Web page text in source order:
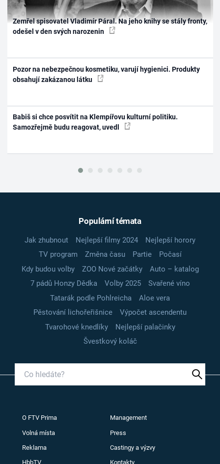
Zemřel spisovatel Vladimír Páral. Na jeho knihy se stály fronty,
odešel v den svých narozenin
Pozor na nebezpečnou kosmetiku, varují hygienici. Produkty
obsahují zakázanou látku
Babiš si chce posvítit na Klempířovu kulturní politiku.
Samozřejmě budu reagovat, uvedl
Populární témata
Jak zhubnout Nejlepší filmy 2024
Nejlepší horory
TV program
Změna času Partie
Počasí
Kdy budou volby
ZOO Nové začátky
Auto – katalog
7 pádů Honzy Dědka
Volby 2025
Svařené víno
Tatarák podle Pohlreicha
Aloe vera
Pěstování lichořeřišnice
Výpočet ascendentu
Tvarohové knedlíky
Nejlepší palačinky
Švestkový koláč
O FTV Prima Management
Volná místa Press
Reklama Castingy a výzvy
HbbTV Kontakty